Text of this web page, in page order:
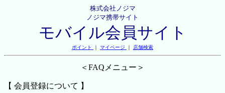
株式会社ノジマ
ノジマ携帯サイト
モバイル会員サイト
ポイント ｜ マイページ ｜ 店舗検索
＜FAQメニュー＞
【 会員登録について 】